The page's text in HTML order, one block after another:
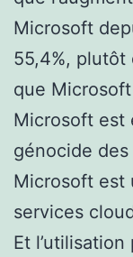
Microsoft
55,4%, plutôt
que
Microsoft est
génocide des
Microsoft est
services
Et